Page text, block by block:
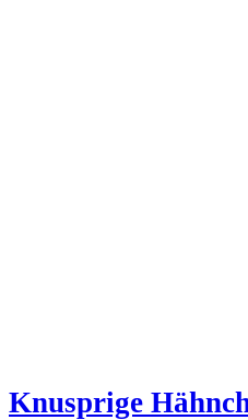
Knusprige